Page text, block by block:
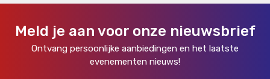
Meld je aan voor onze nieuwsbrief
Ontvang persoonlijke aanbiedingen en het laatste
evenementen nieuws!